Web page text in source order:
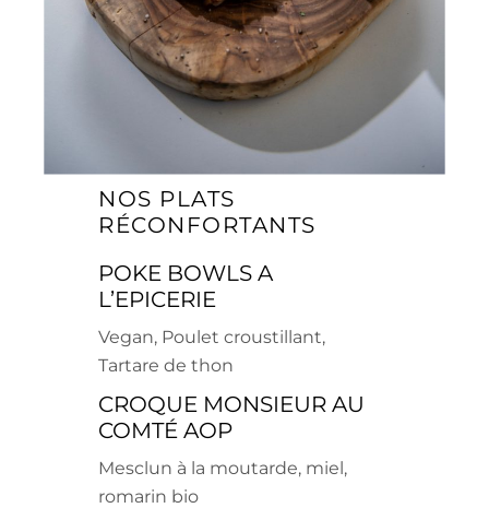
NOS PLATS
RÉCONFORTANTS
POKE BOWLS A
L’EPICERIE
Vegan, Poulet croustillant,
Tartare de thon
CROQUE MONSIEUR AU
COMTÉ AOP
Mesclun à la moutarde, miel,
romarin bio